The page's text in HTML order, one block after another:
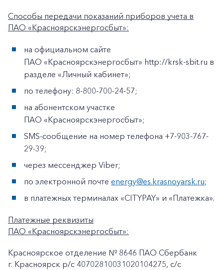
Способы передачи показаний приборов учета в
ПАО «Красноярскэнергосбыт»:
на официальном сайте
ПАО «Красноярскэнергосбыт» http://krsk-sbit.ru в
разделе «Личный кабинет»;
по телефону: 8-800-700-24-57;
на абонентском участке
ПАО «Красноярскэнергосбыт»;
SMS-сообщение на номер телефона +7-903-767-
29-39;
через мессенджер Viber;
по электронной почте energy@es.krasnoyarsk.ru;
в платежных терминалах «CITYPAY» и «Платежка».
Платежные реквизиты
ПАО «Красноярскэнергосбыт»:
Красноярское отделение № 8646 ПАО Сбербанк
г. Красноярск p/c 40702810031020104275, с/с